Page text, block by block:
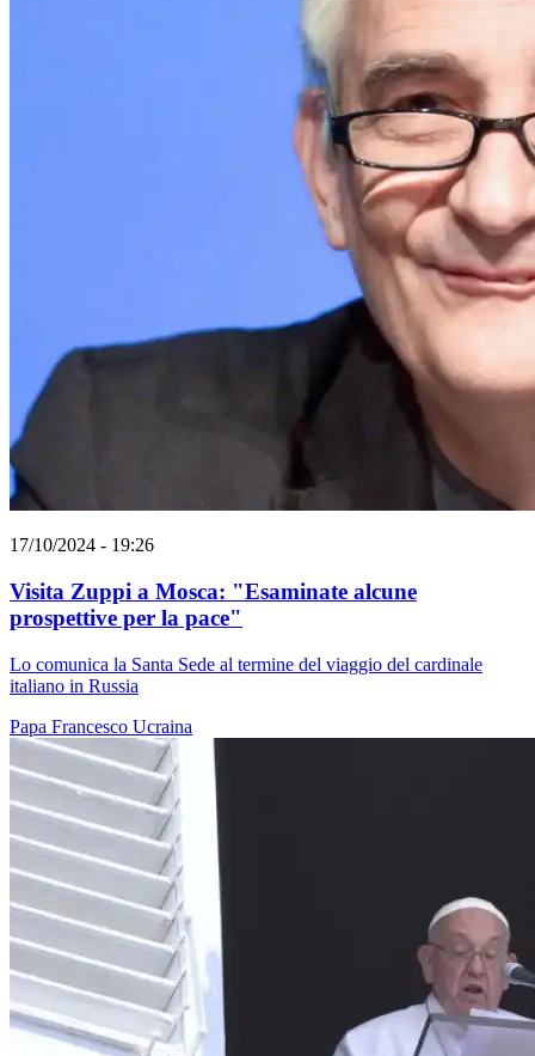
17/10/2024 - 19:26
Visita Zuppi a Mosca: "Esaminate alcune
prospettive per la pace"
Lo comunica la Santa Sede al termine del viaggio del cardinale
italiano in Russia
Papa Francesco Ucraina